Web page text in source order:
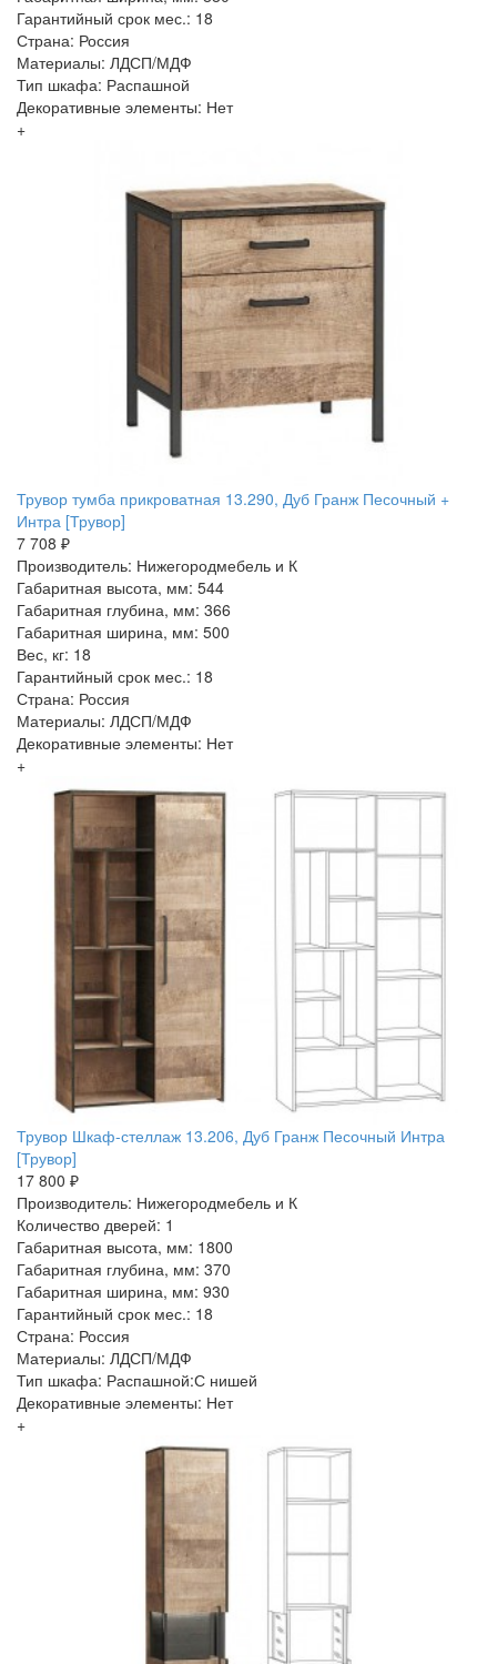
Гарантийный срок мес.: 18
Страна: Россия
Материалы: ЛДСП/МДФ
Тип шкафа: Распашной
Декоративные элементы: Нет
+
Трувор тумба прикроватная 13.290, Дуб Гранж Песочный +
Интра [Трувор]
7 708 ₽
Производитель: Нижегородмебель и К
Габаритная высота, мм: 544
Габаритная глубина, мм: 366
Габаритная ширина, мм: 500
Вес, кг: 18
Гарантийный срок мес.: 18
Страна: Россия
Материалы: ЛДСП/МДФ
Декоративные элементы: Нет
+
Трувор Шкаф-стеллаж 13.206, Дуб Гранж Песочный Интра
[Трувор]
17 800 ₽
Производитель: Нижегородмебель и К
Количество дверей: 1
Габаритная высота, мм: 1800
Габаритная глубина, мм: 370
Габаритная ширина, мм: 930
Гарантийный срок мес.: 18
Страна: Россия
Материалы: ЛДСП/МДФ
Тип шкафа: Распашной:С нишей
Декоративные элементы: Нет
+